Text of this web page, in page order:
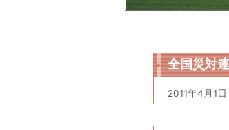
全国災対
2011年4月1日